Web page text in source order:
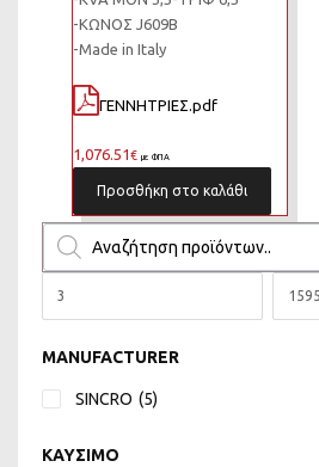
-ΚΩΝΟΣ J609B
-Made in Italy
ΓΕΝΝΗΤΡΙΕΣ.pdf
1,076.51€ με ΦΠΑ
Προσθήκη στο καλάθι
MANUFACTURER
SINCRO (5)
ΚΑΥΣΙΜΟ